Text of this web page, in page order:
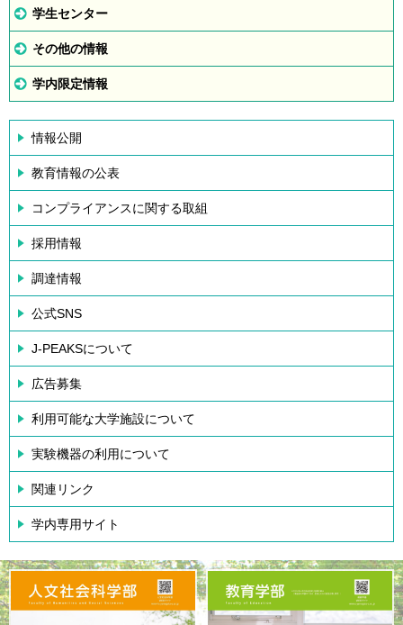
学生センター
その他の情報
学内限定情報
情報公開
教育情報の公表
コンプライアンスに関する取組
採用情報
調達情報
公式SNS
J-PEAKSについて
広告募集
利用可能な大学施設について
実験機器の利用について
関連リンク
学内専用サイト